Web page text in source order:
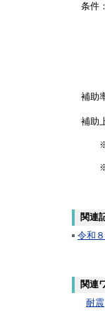
条件
・高
・県
・感
補助
補助
※耐震
※耐震
関連
令和
関連
耐震